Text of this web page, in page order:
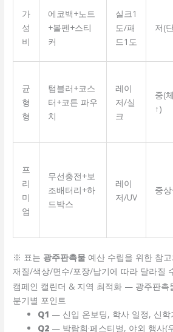
가
성
비
에코백+노트
+볼펜+스티
커
실크1
도/패
드1도
저(
균
형
형
텀블러+코스
터+코튼 파우
치
레이
저/실
크
중(
↑)
프
리
미
엄
무선충전+보
조배터리+하
드박스
레이
저/UV
중
※ 표는 광주판촉물 예산 수립을 위한 참
재질/색상/면수/포장/납기에 따라 달라질
캠페인 캘린더 & 지역 최적화 — 광주판촉
분기별 포인트
Q1 — 신입 온보딩, 학사 일정, 신학
Q2 — 박람회·페스티벌, 야외 행사(